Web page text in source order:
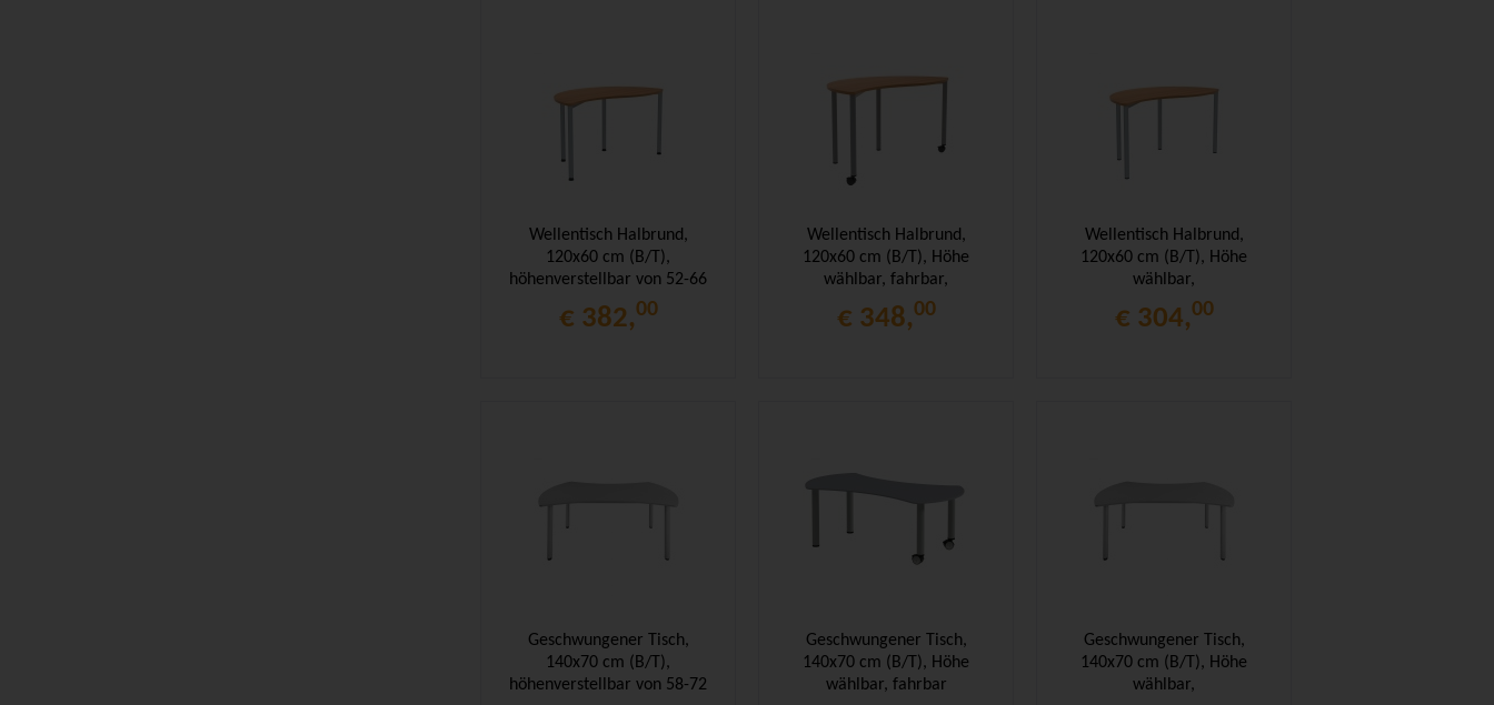
Wellentisch Halbrund,
120x60 cm (B/T),
höhenverstellbar von 52-66
cm,
€ 382,00
Wellentisch Halbrund,
120x60 cm (B/T), Höhe
wählbar, fahrbar,
€ 348,00
Wellentisch Halbrund,
120x60 cm (B/T), Höhe
wählbar,
€ 304,00
Geschwungener Tisch,
140x70 cm (B/T),
höhenverstellbar von 58-72
Geschwungener Tisch,
140x70 cm (B/T), Höhe
wählbar, fahrbar
Geschwungener Tisch,
140x70 cm (B/T), Höhe
wählbar,